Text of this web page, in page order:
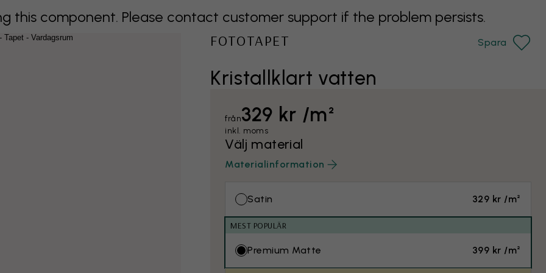
this component. Please contact customer support if the problem persists.
Kristallklart vatten
FOTOTAPET Spara
från329 kr /m²
inkl. moms
Välj material
Materialinformation
Satin 329 kr /m²
MEST POPULÄR
Premium Matte 399 kr /m²